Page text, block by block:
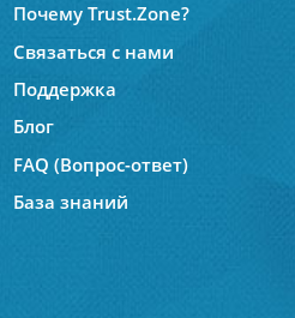
Почему Trust.Zone?
Связаться с нами
Поддержка
Блог
FAQ (Вопрос-ответ)
База знаний